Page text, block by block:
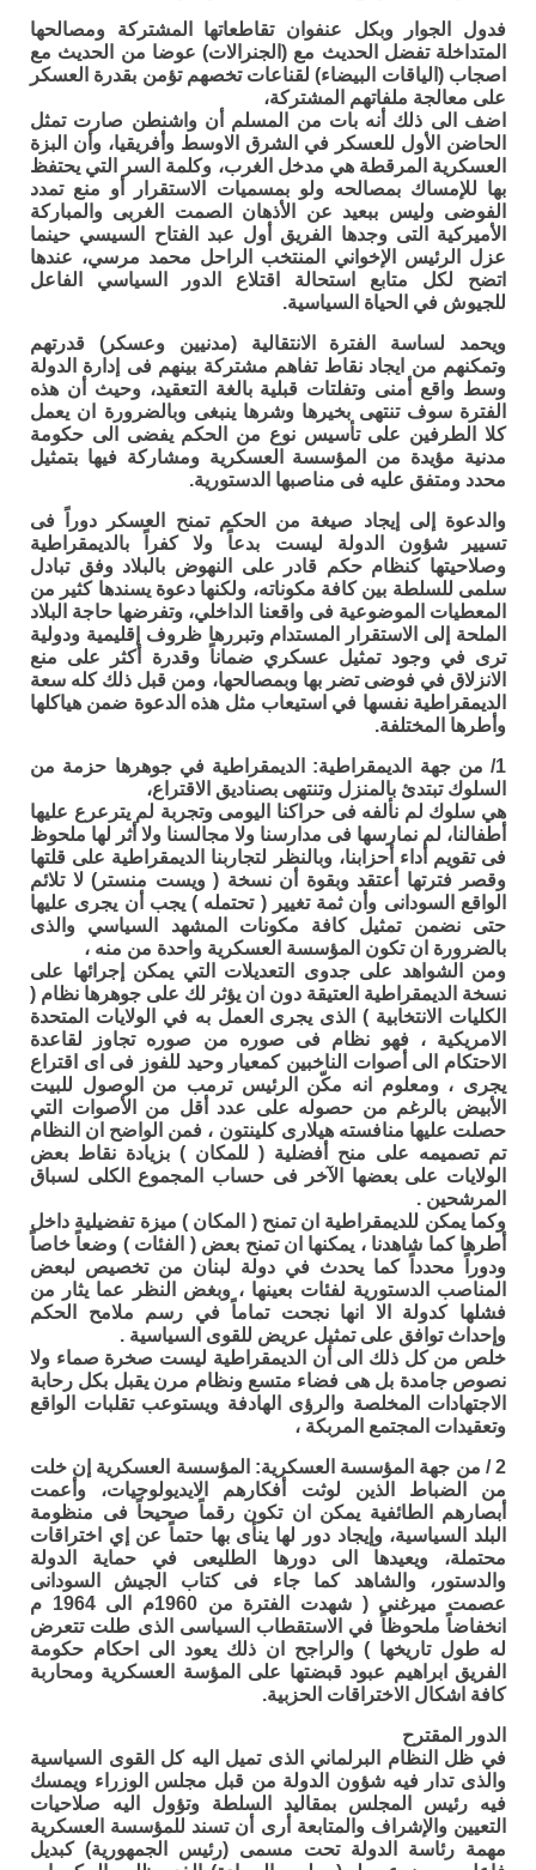
فدول الجوار وبكل عنفوان تقاطعاتها المشتركة ومصالحها
المتداخلة تفضل الحديث مع (الجنرالات) عوضا من الحديث مع
اصجاب (الياقات البيضاء) لقناعات تخصهم تؤمن بقدرة العسكر
على معالجة ملفاتهم المشتركة،
اضف الى ذلك أنه بات من المسلم أن واشنطن صارت تمثل
الحاضن الأول للعسكر في الشرق الاوسط وأفريقيا، وأن البزة
العسكرية المرقطة هي مدخل الغرب، وكلمة السر التي يحتفظ
بها للإمساك بمصالحه ولو بمسميات الاستقرار أو منع تمدد
الفوضى وليس ببعيد عن الأذهان الصمت الغربى والمباركة
الأميركية التى وجدها الفريق أول عبد الفتاح السيسي حينما
عزل الرئيس الإخواني المنتخب الراحل محمد مرسي، عندها
اتضح لكل متابع استحالة اقتلاع الدور السياسي الفاعل
للجيوش في الحياة السياسية.
ويحمد لساسة الفترة الانتقالية (مدنيين وعسكر) قدرتهم
وتمكنهم من ايجاد نقاط تفاهم مشتركة بينهم فى إدارة الدولة
وسط واقع أمنى وتفلتات قبلية بالغة التعقيد، وحيث أن هذه
الفترة سوف تنتهى بخيرها وشرها ينبغى وبالضرورة ان يعمل
كلا الطرفين على تأسيس نوع من الحكم يفضى الى حكومة
مدنية مؤيدة من المؤسسة العسكرية ومشاركة فيها بتمثيل
محدد ومتفق عليه فى مناصبها الدستورية.
والدعوة إلى إيجاد صيغة من الحكم تمنح العسكر دوراً فى
تسيير شؤون الدولة ليست بدعاً ولا كفراً بالديمقراطية
وصلاحيتها كنظام حكم قادر على النهوض بالبلاد وفق تبادل
سلمى للسلطة بين كافة مكوناته، ولكنها دعوة يسندها كثير من
المعطيات الموضوعية فى واقعنا الداخلي، وتفرضها حاجة البلاد
الملحة إلى الاستقرار المستدام وتبررها ظروف إقليمية ودولية
ترى في وجود تمثيل عسكري ضماناً وقدرة أكثر على منع
الانزلاق في فوضى تضر بها وبمصالحها، ومن قبل ذلك كله سعة
الديمقراطية نفسها في استيعاب مثل هذه الدعوة ضمن هياكلها
وأطرها المختلفة.
1/ من جهة الديمقراطية: الديمقراطية في جوهرها حزمة من
السلوك تبتدئ بالمنزل وتنتهى بصناديق الاقتراع،
هي سلوك لم نألفه فى حراكنا اليومى وتجربة لم يترعرع عليها
أطفالنا، لم نمارسها فى مدارسنا ولا مجالسنا ولا أثر لها ملحوظ
فى تقويم أداء أحزابنا، وبالنظر لتجاربنا الديمقراطية على قلتها
وقصر فترتها أعتقد وبقوة أن نسخة ( ويست منستر) لا تلائم
الواقع السودانى وأن ثمة تغيير ( تحتمله ) يجب أن يجرى عليها
حتى نضمن تمثيل كافة مكونات المشهد السياسي والذى
بالضرورة ان تكون المؤسسة العسكرية واحدة من منه ،
ومن الشواهد على جدوى التعديلات التي يمكن إجرائها على
نسخة الديمقراطية العتيقة دون ان يؤثر لك على جوهرها نظام (
الكليات الانتخابية ) الذى يجرى العمل به في الولايات المتحدة
الامريكية ، فهو نظام فى صوره من صوره تجاوز لقاعدة
الاحتكام الى أصوات الناخبين كمعيار وحيد للفوز فى اى اقتراع
يجرى ، ومعلوم انه مكّن الرئيس ترمب من الوصول للبيت
الأبيض بالرغم من حصوله على عدد أقل من الأصوات التي
حصلت عليها منافسته هيلارى كلينتون ، فمن الواضح ان النظام
تم تصميمه على منح أفضلية ( للمكان ) بزيادة نقاط بعض
الولايات على بعضها الآخر فى حساب المجموع الكلى لسباق
المرشحين .
وكما يمكن للديمقراطية ان تمنح ( المكان ) ميزة تفضيلية داخل
أطرها كما شاهدنا ، يمكنها ان تمنح بعض ( الفئات ) وضعاً خاصاً
ودوراً محدداً كما يحدث في دولة لبنان من تخصيص لبعض
المناصب الدستورية لفئات بعينها ، وبغض النظر عما يثار من
فشلها كدولة الا انها نجحت تماماً في رسم ملامح الحكم
وإحداث توافق على تمثيل عريض للقوى السياسية .
خلص من كل ذلك الى أن الديمقراطية ليست صخرة صماء ولا
نصوص جامدة بل هى فضاء متسع ونظام مرن يقبل بكل رحابة
الاجتهادات المخلصة والرؤى الهادفة ويستوعب تقلبات الواقع
وتعقيدات المجتمع المربكة ،
2 / من جهة المؤسسة العسكرية: المؤسسة العسكرية إن خلت
من الضباط الذين لوثت أفكارهم الايديولوجيات، وأعمت
أبصارهم الطائفية يمكن ان تكون رقماً صحيحاً فى منظومة
البلد السياسية، وإيجاد دور لها ينأى بها حتماً عن إي اختراقات
محتملة، ويعيدها الى دورها الطليعى في حماية الدولة
والدستور، والشاهد كما جاء فى كتاب الجيش السودانى
عصمت ميرغنى ( شهدت الفترة من 1960م الى 1964 م
انخفاضاً ملحوظاً في الاستقطاب السياسى الذى طلت تتعرض
له طول تاريخها ) والراجح ان ذلك يعود الى احكام حكومة
الفريق ابراهيم عبود قبضتها على المؤسة العسكرية ومحاربة
كافة اشكال الاختراقات الحزبية.
الدور المقترح
في ظل النظام البرلماني الذى تميل اليه كل القوى السياسية
والذى تدار فيه شؤون الدولة من قبل مجلس الوزراء ويمسك
فيه رئيس المجلس بمقاليد السلطة وتؤول اليه صلاحيات
التعيين والإشراف والمتابعة أرى أن تسند للمؤسسة العسكرية
مهمة رئاسة الدولة تحت مسمى (رئيس الجمهورية) كبديل